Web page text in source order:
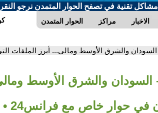
مشاكل تقنية في تصفح الحوار المتمدن نرجو
الحوار المتمدن مراكز الاخبار
والشرق الأوسط ومالي... أبرز الملفات التي
السودان والشرق الأوسط
حوار خاص مع فرانس24 • فرانس 24